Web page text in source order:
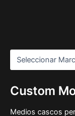
Custom
Medios cascos